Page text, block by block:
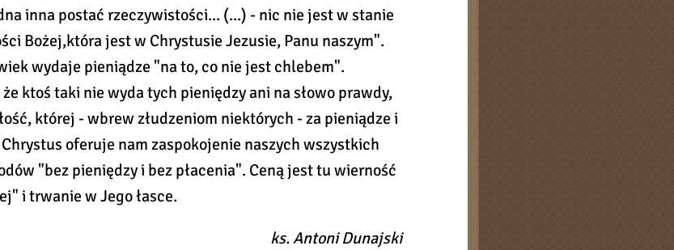
inna postać rzeczywistości... (...) - nic nie jest w stanie
Bożej,która jest w Chrystusie Jezusie, Panu naszym".
wydaje pieniądze "na to, co nie jest chlebem".
ktoś taki nie wyda tych pieniędzy ani na słowo prawdy,
której - wbrew złudzeniom niektórych - za pieniądze i
oferuje nam zaspokojenie naszych wszystkich
"bez pieniędzy i bez płacenia". Ceną jest tu wierność
i trwanie w Jego łasce.
ks. Antoni Dunajski